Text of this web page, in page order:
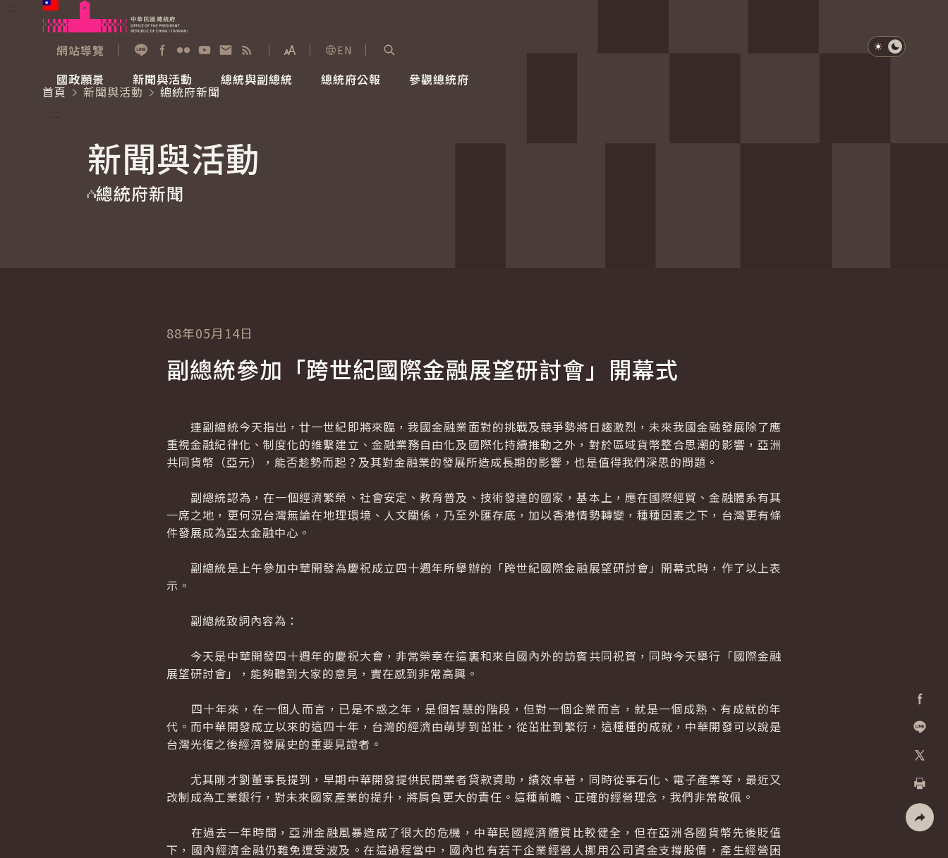
跳到主要內容
網站導覽
展開字級選單
EN
國政願景
國家氣候變遷對策委員會
重要談話
新聞與活動
總統府新聞
影音頻道
總統與副總統
賴清德總統
總統府公報 參觀總統府
參觀資訊
淺色模式
深色模式
首頁
新聞與活動
總統府新聞
新聞與活動
總統府新聞
加入好
列印
88年05月14日
副總統參加「跨世紀國際金融展望研討會」開幕式
連副總統今天指出，廿一世紀即將來臨，我國金融業面對的挑戰及競爭勢將日趨激烈，未來我國金融發展除了應
重視金融紀律化、制度化的維繫建立、金融業務自由化及國際化持續推動之外，對於區域貨幣整合思潮的影響，亞洲
共同貨幣（亞元），能否趁勢而起？及其對金融業的發展所造成長期的影響，也是值得我們深思的問題。
副總統認為，在一個經濟繁榮、社會安定、教育普及、技術發達的國家，基本上，應在國際經貿、金融體系有其
一席之地，更何況台灣無論在地理環境、人文關係，乃至外匯存底，加以香港情勢轉變，種種因素之下，台灣更有條
件發展成為亞太金融中心。
副總統是上午參加中華開發為慶祝成立四十週年所舉辦的「跨世紀國際金融展望研討會」開幕式時，作了以上表
示。
副總統致詞內容為：
今天是中華開發四十週年的慶祝大會，非常榮幸在這裏和來自國內外的訪賓共同祝賀，同時今天舉行「國際金融
展望研討會」，能夠聽到大家的意見，實在感到非常高興。
四十年來，在一個人而言，已是不惑之年，是個智慧的階段，但對一個企業而言，就是一個成熟、有成就的年
代。而中華開發成立以來的這四十年，台灣的經濟由萌芽到茁壯，從茁壯到繁衍，這種種的成就，中華開發可以說是
台灣光復之後經濟發展史的重要見證者。
尤其剛才劉董事長提到，早期中華開發提供民間業者貸款資助，績效卓著，同時從事石化、電子產業等，最近又
改制成為工業銀行，對未來國家產業的提升，將肩負更大的責任。這種前瞻、正確的經營理念，我們非常敬佩。
在過去一年時間，亞洲金融風暴造成了很大的危機，中華民國經濟體質比較健全，但在亞洲各國貨幣先後貶值
下，國內經濟金融仍難免遭受波及。在這過程當中，國內也有若干企業經營人挪用公司資金支撐股價，產生經營困